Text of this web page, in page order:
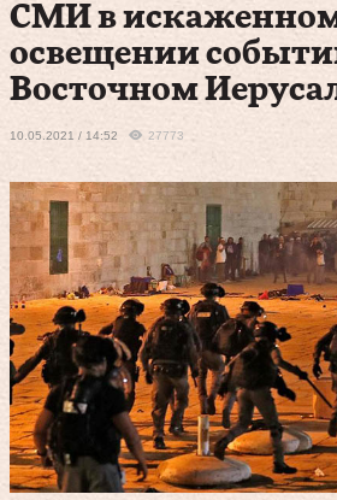
СМИ в
освещении
Восточном
10.05.2021 / 14:52 27773